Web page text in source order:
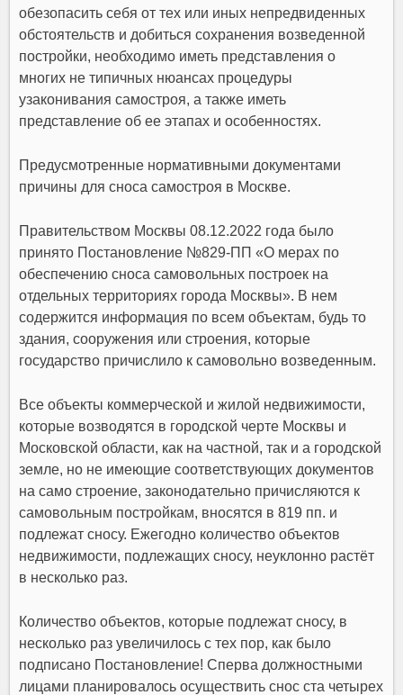
обезопасить себя от тех или иных непредвиденных
обстоятельств и добиться сохранения возведенной
постройки, необходимо иметь представления о
многих не типичных нюансах процедуры
узаконивания самостроя, а также иметь
представление об ее этапах и особенностях.
Предусмотренные нормативными документами
причины для сноса самостроя в Москве.
Правительством Москвы 08.12.2022 года было
принято Постановление №829-ПП «О мерах по
обеспечению сноса самовольных построек на
отдельных территориях города Москвы». В нем
содержится информация по всем объектам, будь то
здания, сооружения или строения, которые
государство причислило к самовольно возведенным.
Все объекты коммерческой и жилой недвижимости,
которые возводятся в городской черте Москвы и
Московской области, как на частной, так и а городской
земле, но не имеющие соответствующих документов
на само строение, законодательно причисляются к
самовольным постройкам, вносятся в 819 пп. и
подлежат сносу. Ежегодно количество объектов
недвижимости, подлежащих сносу, неуклонно растёт
в несколько раз.
Количество объектов, которые подлежат сносу, в
несколько раз увеличилось с тех пор, как было
подписано Постановление! Сперва должностными
лицами планировалось осуществить снос ста четырех